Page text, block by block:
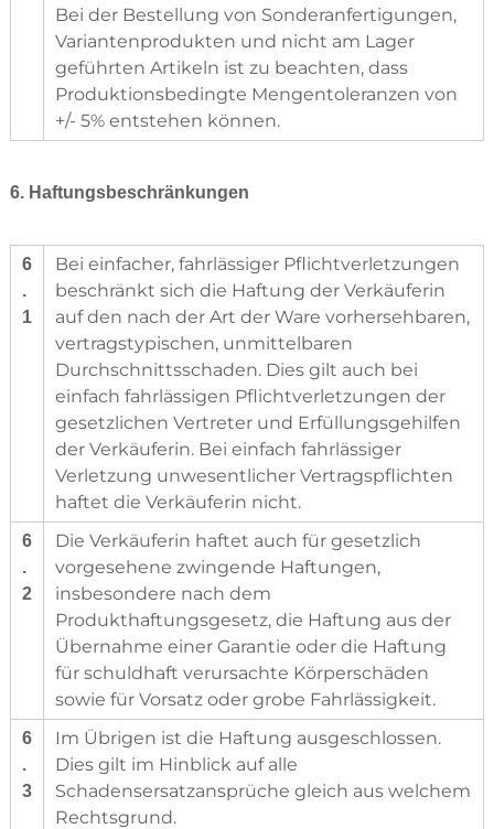
Bei der Bestellung von Sonderanfertigungen,
Variantenprodukten und nicht am Lager
geführten Artikeln ist zu beachten, dass
Produktionsbedingte Mengentoleranzen von
+/- 5% entstehen können.
6. Haftungsbeschränkungen
6
.
1
Bei einfacher, fahrlässiger Pflichtverletzungen
beschränkt sich die Haftung der Verkäuferin
auf den nach der Art der Ware vorhersehbaren,
vertragstypischen, unmittelbaren
Durchschnittsschaden. Dies gilt auch bei
einfach fahrlässigen Pflichtverletzungen der
gesetzlichen Vertreter und Erfüllungsgehilfen
der Verkäuferin. Bei einfach fahrlässiger
Verletzung unwesentlicher Vertragspflichten
haftet die Verkäuferin nicht.
6
.
2
Die Verkäuferin haftet auch für gesetzlich
vorgesehene zwingende Haftungen,
insbesondere nach dem
Produkthaftungsgesetz, die Haftung aus der
Übernahme einer Garantie oder die Haftung
für schuldhaft verursachte Körperschäden
sowie für Vorsatz oder grobe Fahrlässigkeit.
6
.
3
Im Übrigen ist die Haftung ausgeschlossen.
Dies gilt im Hinblick auf alle
Schadensersatzansprüche gleich aus welchem
Rechtsgrund.